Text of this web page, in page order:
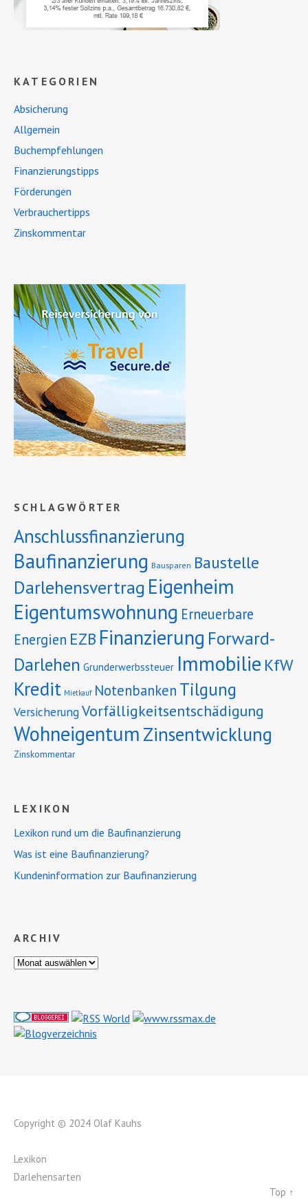
KATEGORIEN
Absicherung
Allgemein
Buchempfehlungen
Finanzierungstipps
Förderungen
Verbrauchertipps
Zinskommentar
SCHLAGWÖRTER
Anschlussfinanzierung
Baufinanzierung Bausparen Baustelle
Darlehensvertrag Eigenheim
Eigentumswohnung Erneuerbare
Energien EZB Finanzierung Forward-
Darlehen Grunderwerbssteuer Immobilie KfW
Kredit Mietkauf Notenbanken Tilgung
VersicherungVorfälligkeitsentschädigung
Wohneigentum Zinsentwicklung
Zinskommentar
LEXIKON
Lexikon rund um die Baufinanzierung
Was ist eine Baufinanzierung?
Kundeninformation zur Baufinanzierung
ARCHIV
Copyright © 2024 Olaf Kauhs
Lexikon
Darlehensarten
Top ↑